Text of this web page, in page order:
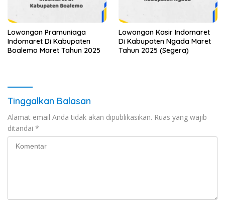
Lowongan Pramuniaga
Indomaret Di Kabupaten
Boalemo Maret Tahun 2025
Lowongan Kasir Indomaret
Di Kabupaten Ngada Maret
Tahun 2025 (Segera)
Tinggalkan Balasan
Alamat email Anda tidak akan dipublikasikan. Ruas yang wajib
ditandai *